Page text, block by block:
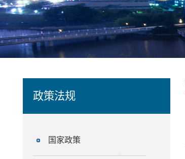
政策法规
国家政策